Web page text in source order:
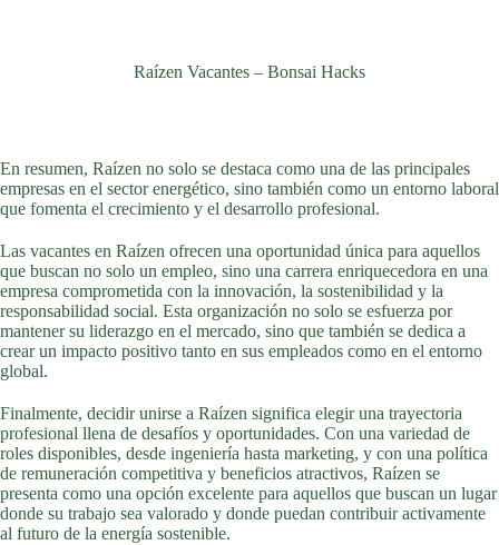
Raízen Vacantes – Bonsai Hacks
En resumen, Raízen no solo se destaca como una de las principales
empresas en el sector energético, sino también como un entorno laboral
que fomenta el crecimiento y el desarrollo profesional.
Las vacantes en Raízen ofrecen una oportunidad única para aquellos
que buscan no solo un empleo, sino una carrera enriquecedora en una
empresa comprometida con la innovación, la sostenibilidad y la
responsabilidad social. Esta organización no solo se esfuerza por
mantener su liderazgo en el mercado, sino que también se dedica a
crear un impacto positivo tanto en sus empleados como en el entorno
global.
Finalmente, decidir unirse a Raízen significa elegir una trayectoria
profesional llena de desafíos y oportunidades. Con una variedad de
roles disponibles, desde ingeniería hasta marketing, y con una política
de remuneración competitiva y beneficios atractivos, Raízen se
presenta como una opción excelente para aquellos que buscan un lugar
donde su trabajo sea valorado y donde puedan contribuir activamente
al futuro de la energía sostenible.